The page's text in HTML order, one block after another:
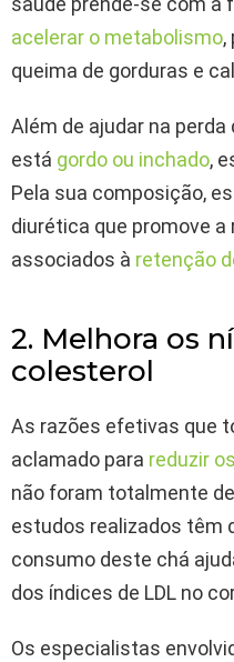
acelerar o metabolismo,
queima de gorduras e
Além de ajudar na
está gordo ou inchado,
Pela sua composição,
diurética que promove
associados à retenção
2. Melhora os
colesterol
As razões efetivas que
aclamado para reduzir
não foram totalmente
estudos realizados têm
consumo deste chá
dos índices de LDL no
Os especialistas